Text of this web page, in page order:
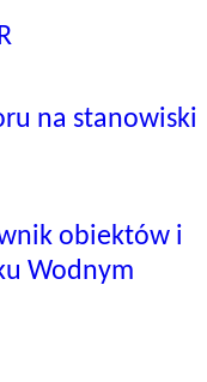
na stanowiski
obiektów i
Wodnym